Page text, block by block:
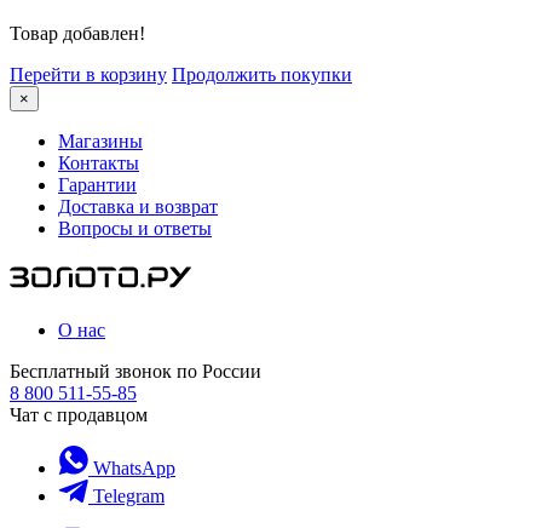
Товар добавлен!
Перейти в корзину Продолжить покупки
×
Магазины
Контакты
Гарантии
Доставка и возврат
Вопросы и ответы
О нас
Бесплатный звонок по России
8 800 511-55-85
Чат с продавцом
WhatsApp
Telegram